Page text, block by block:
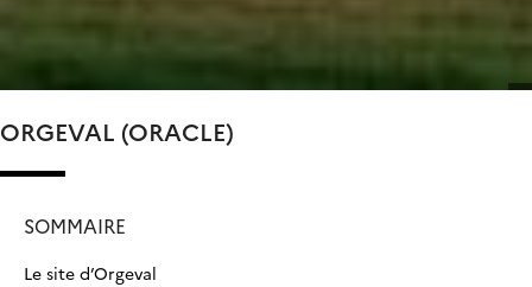
ORGEVAL (ORACLE)
SOMMAIRE
Le site d’Orgeval